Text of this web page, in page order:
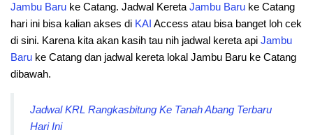
Jambu Baru ke Catang. Jadwal Kereta Jambu Baru ke Catang
hari ini bisa kalian akses di KAI Access atau bisa banget loh cek
di sini. Karena kita akan kasih tau nih jadwal kereta api Jambu
Baru ke Catang dan jadwal kereta lokal Jambu Baru ke Catang
dibawah.
Jadwal KRL Rangkasbitung Ke Tanah Abang Terbaru
Hari Ini